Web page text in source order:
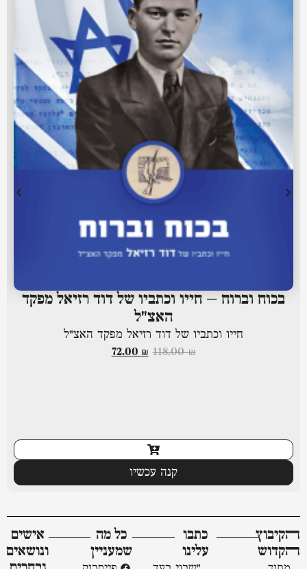
בכוח וברוח – חייו וכתביו של דוד רזיאל מפקד
האצ"ל
חייו וכתביו של דוד רזיאל מפקד האצ"ל
118.00₪
72.00 ₪
קנה עכשיו
ﬣקיבוץ
ﬣקדוש
כתבו
עלינו
כל מה
שמעניין
אישים
ונושאים